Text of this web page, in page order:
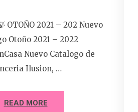
OTOÑO 2021 – 202 Nuevo
Otoño 2021 – 2022
Nuevo Catalogo de
Ilusion, …
READ MORE